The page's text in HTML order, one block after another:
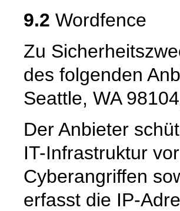
9.2 Wordfence
Zu
des folgenden
Seattle, WA
Der Anbieter
IT-Infrastruktur
Cyberangriffen
erfasst die IP-